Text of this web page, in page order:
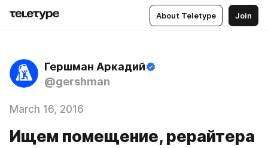
About Teletype Join
Гершман Аркадий
@gershman
March 16, 2016
Ищем помещение, рерайтера